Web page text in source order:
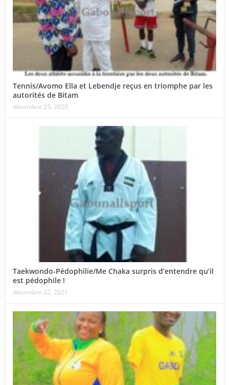
Tennis/Avomo Ella et Lebendje reçus en triomphe par les
autorités de Bitam
décembre 25, 2020
Taekwondo-Pédophilie/Me Chaka surpris d’entendre qu’il
est pédophile !
décembre 22, 2021